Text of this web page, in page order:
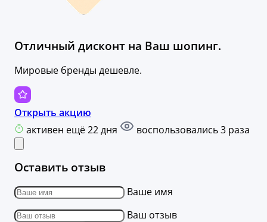
Отличный дисконт на Ваш шопинг.
Мировые бренды дешевле.
Открыть акцию
активен ещё 22 дня
воспользовались 3 раза
Оставить отзыв
Ваше имя
Ваш отзыв